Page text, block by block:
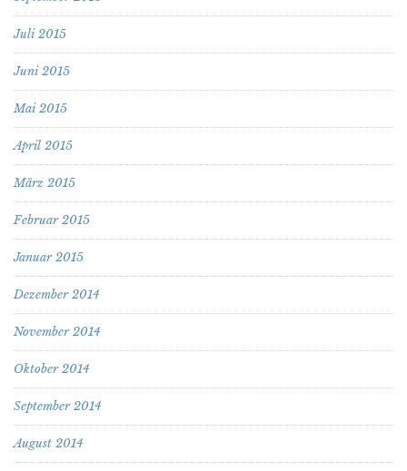
Juli 2015
Juni 2015
Mai 2015
April 2015
März 2015
Februar 2015
Januar 2015
Dezember 2014
November 2014
Oktober 2014
September 2014
August 2014